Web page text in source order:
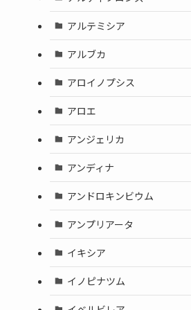
アルテミシア
アルブカ
アロイノプシス
アロエ
アンジェリカ
アンディナ
アンドロキンビウム
アンプリアータ
イキシア
イノピナツム